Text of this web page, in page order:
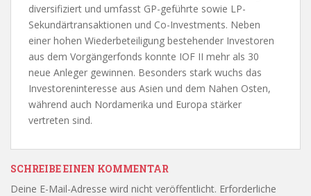
diversifiziert und umfasst GP-geführte sowie LP-
Sekundärtransaktionen und Co-Investments. Neben
einer hohen Wiederbeteiligung bestehender Investoren
aus dem Vorgängerfonds konnte IOF II mehr als 30
neue Anleger gewinnen. Besonders stark wuchs das
Investoreninteresse aus Asien und dem Nahen Osten,
während auch Nordamerika und Europa stärker
vertreten sind.
SCHREIBE EINEN KOMMENTAR
Deine E-Mail-Adresse wird nicht veröffentlicht. Erforderliche